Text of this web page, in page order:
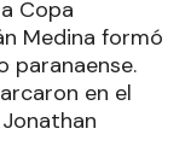
Copa
Medina formó
paranaense.
en el